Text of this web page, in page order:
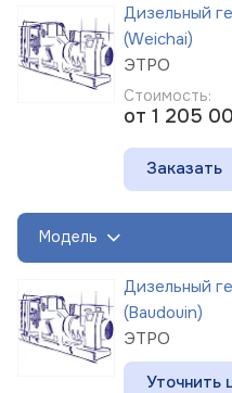
Дизельный
(Weichai)
ЭТРО
Стоимость:
от 1 205
Заказать
Модель
Дизельный
(Baudouin)
ЭТРО
Уточнить